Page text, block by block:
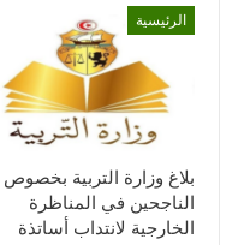
الرئيسية
بلاغ وزارة التربية بخصوص
الناجحين في المناظرة
الخارجية لانتداب أساتذة